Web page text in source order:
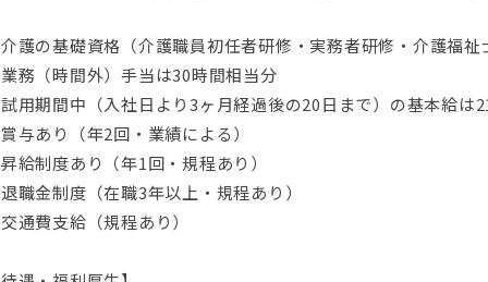
介護の基礎資格（介護職員初任者研修・実務者研修・介護福
務（時間外）手当は30時間相当分
試用期間中（入社日より3ヶ月経過後の20日まで）の基本給は
賞与あり（年2回・業績による）
昇給制度あり（年1回・規程あり）
退職金制度（在職3年以上・規程あり）
交通費支給（規程あり）